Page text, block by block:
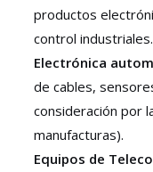
productos
control industriales.
Electrónica
de cables,
consideración por
manufacturas).
Equipos de